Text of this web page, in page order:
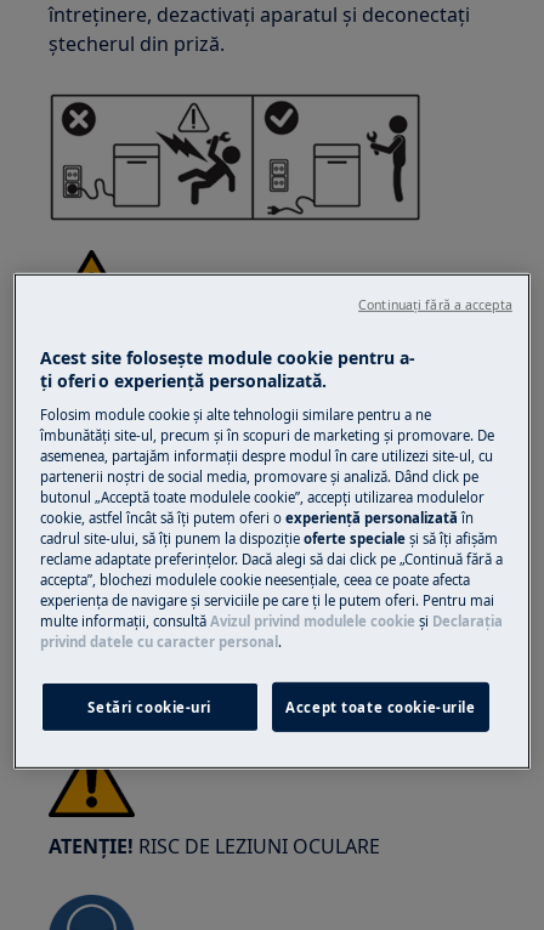
întreținere, dezactivați aparatul și deconectați
ștecherul din priză.
ATENȚIE!RISC DE ACCIDENTARE
Întotdeauna fiți precauți când mutați
electrocasnice. Pentru electrocasnicele grele
este cel mai sigur ca două persoane să le mute.
Folosiți întotdeauna mănuși de protecție și
încălțăminte de securitate. Purtati mereu
ATENȚIE! RISC DE LEZIUNI OCULARE
Acest site folosește module cookie pentru a-
ţi oferi o experienţă personalizată.
Folosim module cookie și alte tehnologii similare pentru a ne
îmbunătăţi site-ul, precum și în scopuri de marketing și promovare. De
asemenea, partajăm informaţii despre modul în care utilizezi site-ul, cu
partenerii noștri de social media, promovare și analiză. Dând click pe
butonul „Acceptă toate modulele cookie”, accepţi utilizarea modulelor
cookie, astfel încât să îţi putem oferi oexperienţă personalizată în
cadrul site-ului, să îţi punem la dispoziţieoferte speciale și să îţi afișăm
reclame adaptate preferinţelor. Dacă alegi să dai click pe „Continuă fără a
accepta”, blochezi modulele cookie neesenţiale, ceea ce poate afecta
experienţa de navigare și serviciile pe care ţi le putem oferi. Pentru mai
multe informaţii, consultăAvizul privind modulele cookie și Declaraţia
privind datele cu caracter personal .
Setări cookie-uri Accept toate cookie-urile
Continuați fără a accepta